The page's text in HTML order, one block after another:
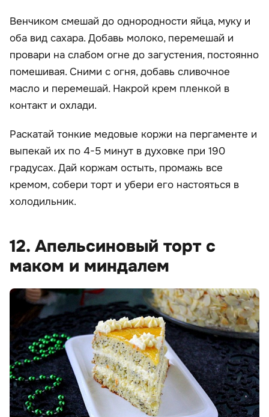
Венчиком смешай до однородности яйца, муку и
оба вид сахара. Добавь молоко, перемешай и
провари на слабом огне до загустения, постоянно
помешивая. Сними с огня, добавь сливочное
масло и перемешай. Накрой крем пленкой в
контакт и охлади.
Раскатай тонкие медовые коржи на пергаменте и
выпекай их по 4-5 минут в духовке при 190
градусах. Дай коржам остыть, промажь все
кремом, собери торт и убери его настояться в
холодильник.
12. Апельсиновый торт с
маком и миндалем